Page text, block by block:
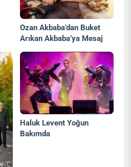
Ozan Akbaba’dan Buket
Arıkan Akbaba’ya Mesaj
Haluk Levent Yoğun
Bakımda